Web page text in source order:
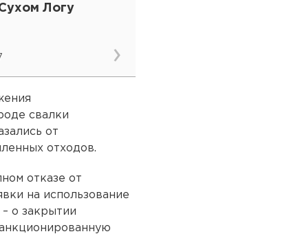
Логу
свалки
от
отходов.
отказе от
на использование
о закрытии